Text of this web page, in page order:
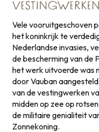
VESTINGWERKEN
Vele vooruitgeschoven
het koninkrijk te
Nederlandse invasies,
de bescherming van de
het werk uitvoerde was
door Vauban
van de vestingwerken
midden op zee op
de militaire genialiteit
Zonnekoning.